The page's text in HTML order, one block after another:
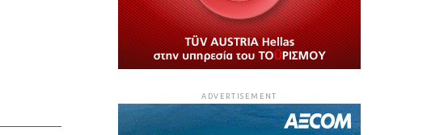
ADVERTISEMENT